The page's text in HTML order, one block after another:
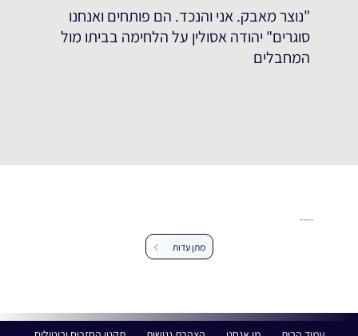
"נוצר מאבק. אני והנכד. הם פותחים ואנחנו
סוגרים" יהודה אסולין על הלחימה בביתו מול
המחבלים
מתן עדות